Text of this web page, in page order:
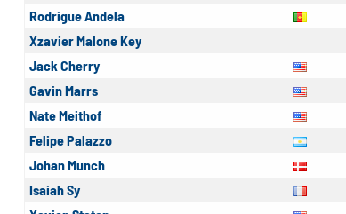
Rodrigue Andela
Xzavier Malone Key
Jack Cherry
Gavin Marrs
Nate Meithof
Felipe Palazzo
Johan Munch
Isaiah Sy